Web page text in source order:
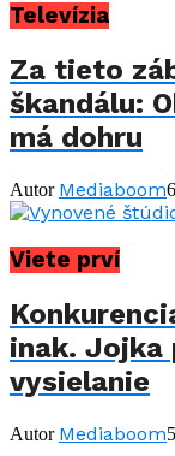
Televízia
Za tieto
škandálu:
má dohru
Autor Mediaboom
Viete prví
inak. Jojka
vysielanie
Autor Mediaboom